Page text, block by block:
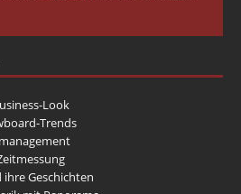
Look
Trends
Geschichten